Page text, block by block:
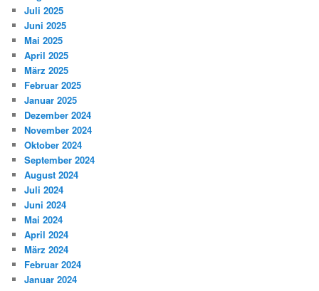
Juli 2025
Juni 2025
Mai 2025
April 2025
März 2025
Februar 2025
Januar 2025
Dezember 2024
November 2024
Oktober 2024
September 2024
August 2024
Juli 2024
Juni 2024
Mai 2024
April 2024
März 2024
Februar 2024
Januar 2024